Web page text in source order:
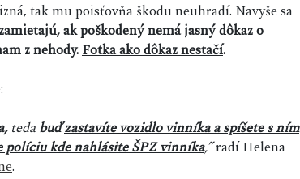
tak mu poisťovňa škodu neuhradí. Navyše sa
ak poškodený nemá jasný dôkaz o
z nehody.Fotka ako dôkaz nestačí.
tedabuďzastavíte vozidlo vinníka a spíšete s ním
kde nahlásite ŠPZ vinníka,”radí Helena
.